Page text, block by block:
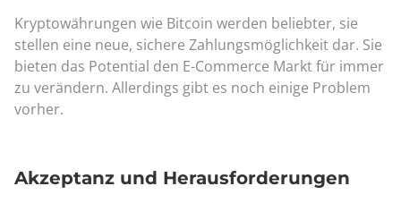
Kryptowährungen wie Bitcoin werden beliebter, sie
stellen eine neue, sichere Zahlungsmöglichkeit dar. Sie
bieten das Potential den E-Commerce Markt für immer
zu verändern. Allerdings gibt es noch einige Problem
vorher.
Akzeptanz und Herausforderungen